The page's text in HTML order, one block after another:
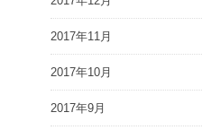
2017年11月
2017年10月
2017年9月